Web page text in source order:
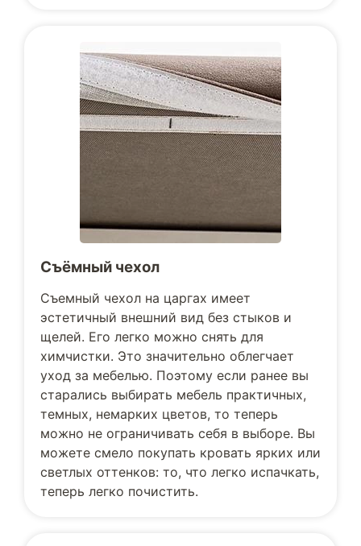
Съёмный чехол
Съемный чехол на царгах имеет
эстетичный внешний вид без стыков и
щелей. Его легко можно снять для
химчистки. Это значительно облегчает
уход за мебелью. Поэтому если ранее вы
старались выбирать мебель практичных,
темных, немарких цветов, то теперь
можно не ограничивать себя в выборе. Вы
можете смело покупать кровать ярких или
светлых оттенков: то, что легко испачкать,
теперь легко почистить.